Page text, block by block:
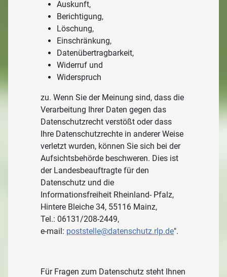
Auskunft,
Berichtigung,
Löschung,
Einschränkung,
Datenübertragbarkeit,
Widerruf und
Widerspruch
zu. Wenn Sie der Meinung sind, dass die
Verarbeitung Ihrer Daten gegen das
Datenschutzrecht verstößt oder dass
Ihre Datenschutzrechte in anderer Weise
verletzt wurden, können Sie sich bei der
Aufsichtsbehörde beschweren. Dies ist
der Landesbeauftragte für den
Datenschutz und die
Informationsfreiheit Rheinland- Pfalz,
Hintere Bleiche 34, 55116 Mainz,
Tel.: 06131/208-2449,
e-mail: poststelle@datenschutz.rlp.de".
Für Fragen zum Datenschutz steht Ihnen